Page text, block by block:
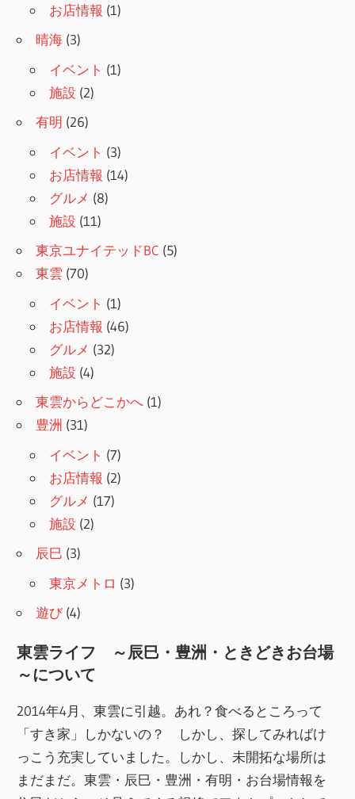
お店情報 (1)
晴海 (3)
イベント (1)
施設 (2)
有明 (26)
イベント (3)
お店情報 (14)
グルメ (8)
施設 (11)
東京ユナイテッドBC (5)
東雲 (70)
イベント (1)
お店情報 (46)
グルメ (32)
施設 (4)
東雲からどこかへ (1)
豊洲 (31)
イベント (7)
お店情報 (2)
グルメ (17)
施設 (2)
辰巳 (3)
東京メトロ (3)
遊び (4)
東雲ライフ ～辰巳・豊洲・ときどきお台場
～について
2014年4月、東雲に引越。あれ？食べるところって
「すき家」しかないの？ しかし、探してみればけ
っこう充実していました。しかし、未開拓な場所は
まだまだ。東雲・辰巳・豊洲・有明・お台場情報を